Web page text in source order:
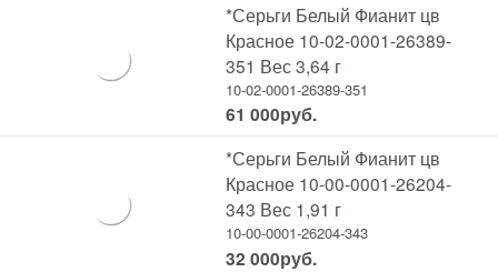
*Серьги Белый Фианит цв
Красное 10-02-0001-26389-
351 Вес 3,64 г
10-02-0001-26389-351
61 000руб.
*Серьги Белый Фианит цв
Красное 10-00-0001-26204-
343 Вес 1,91 г
10-00-0001-26204-343
32 000руб.